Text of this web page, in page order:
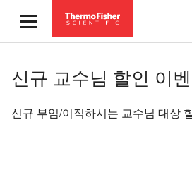
신규 교수님 할인 이
신규 부임/이직하시는 교수님 대상